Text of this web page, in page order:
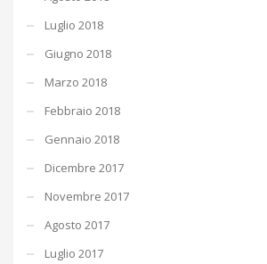
Luglio 2018
Giugno 2018
Marzo 2018
Febbraio 2018
Gennaio 2018
Dicembre 2017
Novembre 2017
Agosto 2017
Luglio 2017